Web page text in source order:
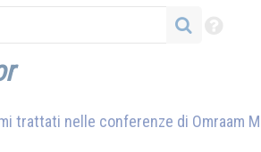
trattati nelle conferenze di Omraam